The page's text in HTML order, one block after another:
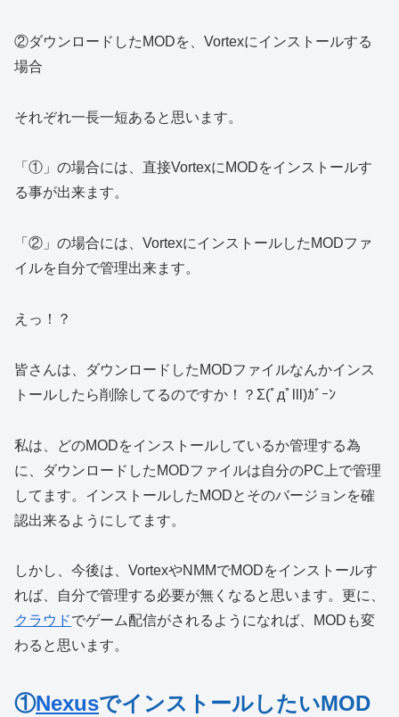
②ダウンロードしたMODを、Vortexにインストールする
場合
それぞれ一長一短あると思います。
「①」の場合には、直接VortexにMODをインストールす
る事が出来ます。
「②」の場合には、VortexにインストールしたMODファ
イルを自分で管理出来ます。
えっ！？
皆さんは、ダウンロードしたMODファイルなんかインス
トールしたら削除してるのですか！？Σ(ﾟдﾟlll)ｶﾞｰﾝ
私は、どのMODをインストールしているか管理する為
に、ダウンロードしたMODファイルは自分のPC上で管理
してます。インストールしたMODとそのバージョンを確
認出来るようにしてます。
しかし、今後は、VortexやNMMでMODをインストールす
れば、自分で管理する必要が無くなると思います。更に、
クラウドでゲーム配信がされるようになれば、MODも変
わると思います。
①NexusでインストールしたいMOD